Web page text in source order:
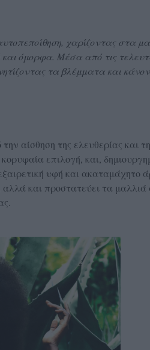
χαρίζοντας στα
όμορφα. Μέσα από τις
τα βλέμματα και
αίσθηση της ελευθερίας και
επιλογή, και,
υφή και ακαταμάχητο
αλλά και προστατεύει τα